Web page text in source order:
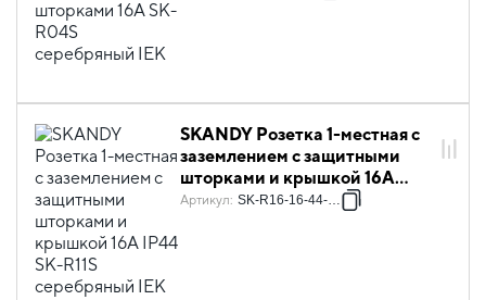
SKANDY Розетка 1-местная с
заземлением с защитными
шторками и крышкой 16А
IP44 SK-R11S серебряный IEK
Артикул: SK-R16-16-44-K23